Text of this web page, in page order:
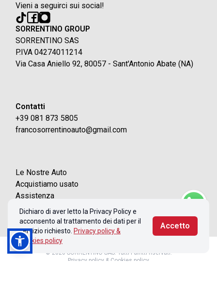
Vieni a seguirci sui social!
SORRENTINO GROUP
SORRENTINO SAS
P.IVA 04274011214
Via Casa Aniello 92, 80057 - Sant'Antonio Abate (NA)
Contatti
+39 081 873 5805
francosorrentinoauto@gmail.com
Le Nostre Auto
Acquistiamo usato
Assistenza
Contatti
Dichiaro di aver letto la Privacy Policy e
acconsento al trattamento dei dati per il
servizio richiesto. Privacy policy &
Cookies policy
Accetto
© 2026 SORRENTINO SAS. Tutti i diritti riservati.
Privacy policy & Cookies policy